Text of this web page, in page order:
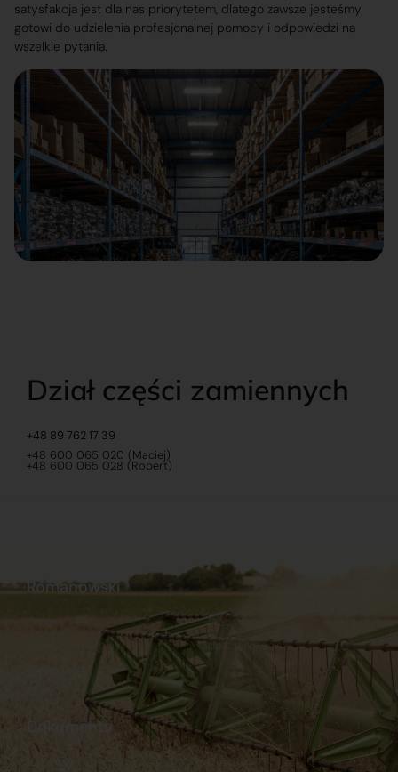
satysfakcja jest dla nas priorytetem, dlatego zawsze jesteśmy
gotowi do udzielenia profesjonalnej pomocy i odpowiedzi na
wszelkie pytania.
Dział części zamiennych
+48 89 762 17 39
+48 600 065 020 (Maciej)
+48 600 065 028 (Robert)
Dokumenty
Regulamin Dostawy
Romanowski
Sklep internetowy
Praca
Ubezpieczenia